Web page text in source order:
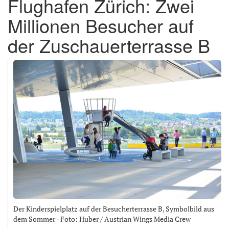
Flughafen Zürich: Zwei
Millionen Besucher auf
der Zuschauerterrasse B
Der Kinderspielplatz auf der Besucherterrasse B, Symbolbild aus
dem Sommer - Foto: Huber / Austrian Wings Media Crew